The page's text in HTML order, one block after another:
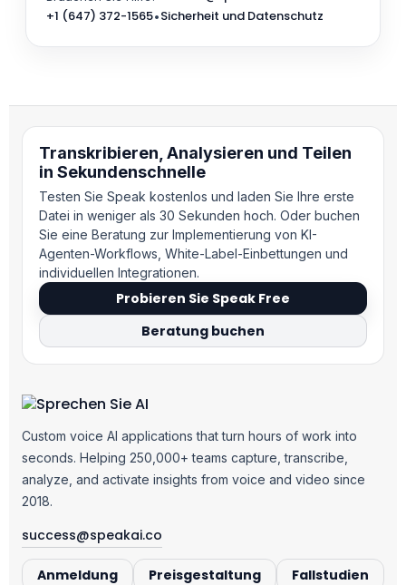
+1 (647) 372-1565•Sicherheit und Datenschutz
Transkribieren, Analysieren und Teilen
in Sekundenschnelle
Testen Sie Speak kostenlos und laden Sie Ihre erste
Datei in weniger als 30 Sekunden hoch. Oder buchen
Sie eine Beratung zur Implementierung von KI-
Agenten-Workflows, White-Label-Einbettungen und
individuellen Integrationen.
Probieren Sie Speak Free
Beratung buchen
Custom voice AI applications that turn hours of work into
seconds. Helping 250,000+ teams capture, transcribe,
analyze, and activate insights from voice and video since
2018.
success@speakai.co
Anmeldung Preisgestaltung Fallstudien